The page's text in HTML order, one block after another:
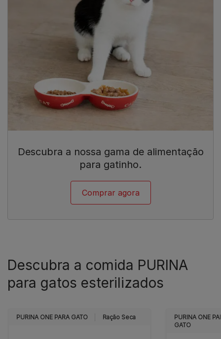
Descubra a nossa gama de alimentação
para gatinho.
Comprar agora
Descubra a comida PURINA
para gatos esterilizados
PURINA ONE PARA GATO Ração Seca
PURINA ONE
GATO